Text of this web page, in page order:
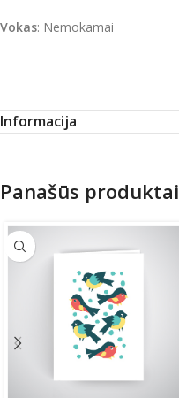
Vokas: Nemokamai
Informacija
Panašūs produktai